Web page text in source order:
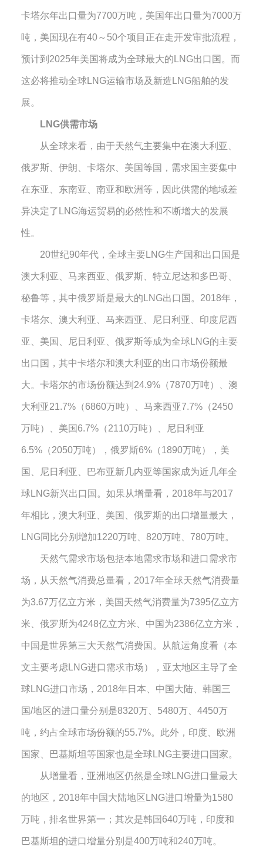
卡塔尔年出口量为7700万吨，美国年出口量为7000万
吨，美国现在有40～ 50个项目正在走开发审批流程，
预计到 2025年美国将成为全球最大的 LNG出口国。而
这必将推动全球LNG运输市场及新造 LNG船舶的发
展。
LNG供需市场
从全球来看，由于天然气主要集中在澳大利亚、
俄罗斯、伊朗、卡塔尔、美国等国，需求国主要集中
在东亚、东南亚、南亚和欧洲等，因此供需的地域差
异决定了 LNG海运贸易的必然性和不断增大的发展
性。
20世纪90年代，全球主要 LNG生产国和出口国是
澳大利亚、马来西亚、俄罗斯、特立尼达和多巴哥、
秘鲁等，其中俄罗斯是最大的 LNG出口国。 2018年，
卡塔尔、澳大利亚、马来西亚、尼日利亚、印度尼西
亚、美国、尼日利亚、俄罗斯等成为全球LNG的主要
出口国，其中卡塔尔和澳大利亚的出口市场份额最
大。卡塔尔的市场份额达到 24.9%（7870万吨）、澳
大利亚21.7%（6860万吨）、马来西亚7.7%（2450
万吨）、美国 6.7%（2110万吨）、尼日利亚
6.5%（2050万吨），俄罗斯6%（1890万吨），美
国、尼日利亚、巴布亚新几内亚等国家成为近几年全
球LNG新兴出口国。如果从增量看， 2018年与2017
年相比，澳大利亚、美国、俄罗斯的出口增量最大，
LNG同比分别增加1220万吨、 820万吨、 780万吨。
天然气需求市场包括本地需求市场和进口需求市
场，从天然气消费总量看， 2017年全球天然气消费量
为3.67万亿立方米，美国天然气消费量为7395亿立方
米、俄罗斯为4248亿立方米、中国为2386亿立方米，
中国是世界第三大天然气消费国。从航运角度看（本
文主要考虑 LNG进口需求市场），亚太地区主导了全
球LNG进口市场， 2018年日本、中国大陆、韩国三
国/地区的进口量分别是8320万、 5480万、 4450万
吨，约占全球市场份额的55.7%。此外，印度、欧洲
国家、巴基斯坦等国家也是全球LNG主要进口国家。
从增量看，亚洲地区仍然是全球LNG进口量最大
的地区， 2018年中国大陆地区 LNG进口增量为1580
万吨，排名世界第一；其次是韩国 640万吨，印度和
巴基斯坦的进口增量分别是400万吨和240万吨。